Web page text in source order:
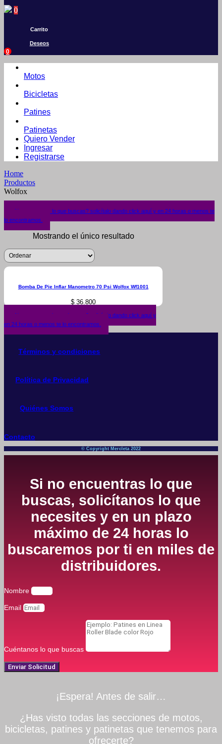
0
Carrito
Deseos
0
Motos
Bicicletas
Patines
Patinetas
Quiero Vender
Ingresar
Registrarse
Home
Productos
Wolfox
¿No encuentras lo que buscas? solicítalo dando click aquí y en 24 horas o menos te
lo encontramos.
Mostrando el único resultado
Bomba De Pie Inflar Manometro 70 Psi Wolfox Wf1001
$ 36.800
¿No encuentras lo que buscas? solicítalo dando click aquí y
en 24 horas o menos te lo encontramos.
Términos y condiciones
Política de Privacidad
Quiénes Somos
Contacto
© Copyright Mercleta 2022
Si no encuentras lo que
buscas, solicítanos lo que
necesites y en un plazo
máximo de 24 horas lo
buscaremos por ti en miles de
distribuidores.
Nombre
Email
Cuéntanos lo que buscas
Enviar Solicitud
¡Espera! Antes de salir…
¿Has visto todas las secciones de motos,
bicicletas, patines y patinetas que tenemos para
ofrecerte?